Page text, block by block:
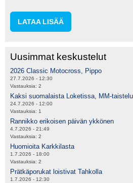
LATAA LISÄÄ
Uusimmat keskustelut
2026 Classic Motocross, Pippo
27.7.2026 - 12:30
Vastauksia: 2
Kaksi suomalaista Loketissa, MM-
24.7.2026 - 12:00
Vastauksia: 1
Rannikko erikoisen päivän ykkönen
4.7.2026 - 21:49
Vastauksia: 2
Huomioita Karkkilasta
1.7.2026 - 18:00
Vastauksia: 2
Prätkäporukat loistivat Tahkolla
1.7.2026 - 12:30